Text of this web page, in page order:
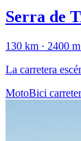
Serra de
130 km · 2400
La carretera
MotoBici